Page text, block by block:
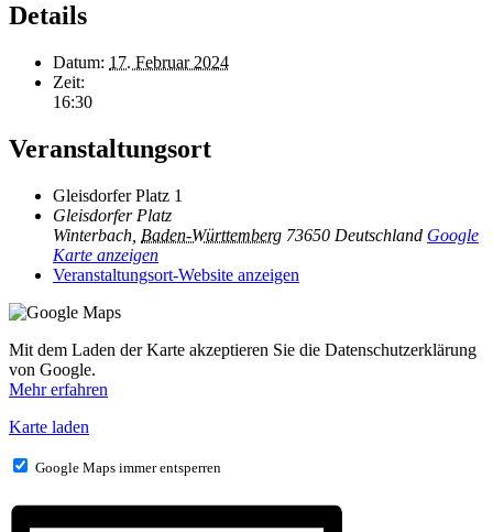
Details
Datum: 17. Februar 2024
Zeit:
16:30
Veranstaltungsort
Gleisdorfer Platz 1
Gleisdorfer Platz
Winterbach Baden-Württemberg 73650 Deutschland Google
Karte anzeigen
Veranstaltungsort-Website anzeigen
Mit dem Laden der Karte akzeptieren Sie die Datenschutzerklärung
von Google.
Mehr erfahren
Karte laden
Google Maps immer entsperren